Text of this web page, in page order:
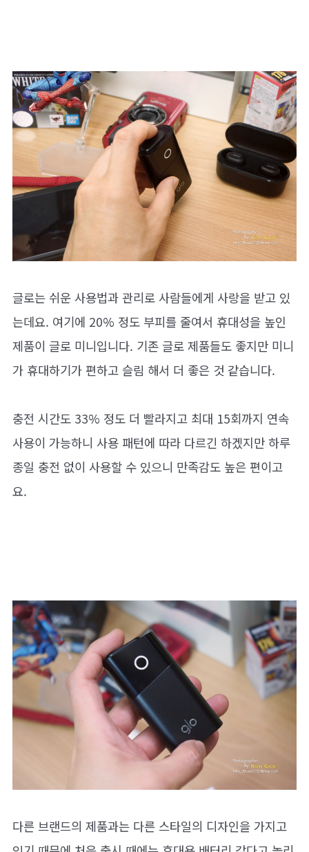
글로는 쉬운 사용법과 관리로 사람들에게 사랑을 받고 있
는데요. 여기에 20% 정도 부피를 줄여서 휴대성을 높인
제품이 글로 미니입니다. 기존 글로 제품들도 좋지만 미니
가 휴대하기가 편하고 슬림 해서 더 좋은 것 같습니다.
충전 시간도 33% 정도 더 빨라지고 최대 15회까지 연속
사용이 가능하니 사용 패턴에 따라 다르긴 하겠지만 하루
종일 충전 없이 사용할 수 있으니 만족감도 높은 편이고
요.
다른 브랜드의 제품과는 다른 스타일의 디자인을 가지고